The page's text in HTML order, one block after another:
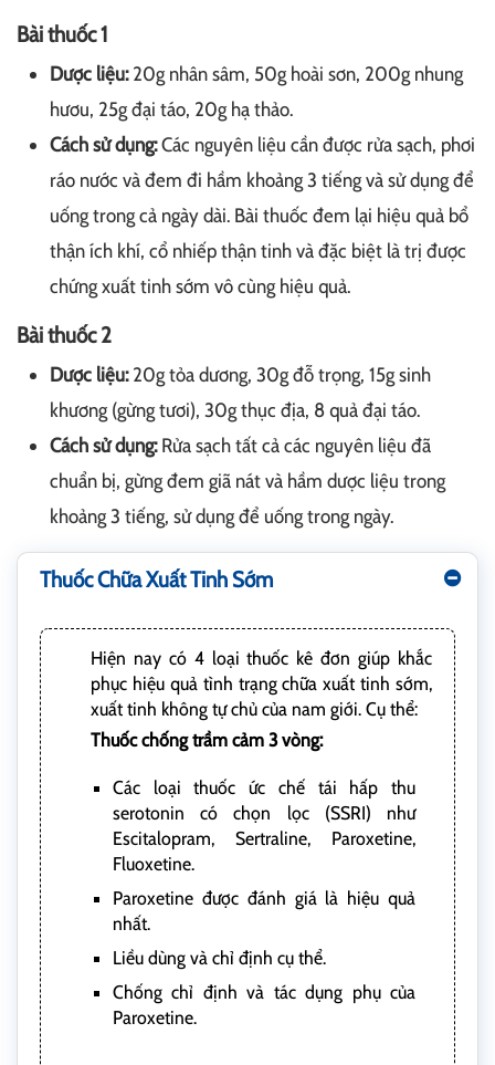
Bài thuốc 1
Dược liệu:20g nhân sâm, 50g hoài sơn, 200g nhung
hươu, 25g đại táo, 20g hạ thảo.
Cách sử dụng:Các nguyên liệu cần được rửa sạch, phơi
ráo nước và đem đi hầm khoảng 3 tiếng và sử dụng để
uống trong cả ngày dài. Bài thuốc đem lại hiệu quả bổ
thận ích khí, cổ nhiếp thận tinh và đặc biệt là trị được
chứng xuất tinh sớm vô cùng hiệu quả.
Bài thuốc 2
Dược liệu:20g tỏa dương, 30g đỗ trọng, 15g sinh
khương (gừng tươi), 30g thục địa, 8 quả đại táo.
Cách sử dụng:Rửa sạch tất cả các nguyên liệu đã
chuẩn bị, gừng đem giã nát và hầm dược liệu trong
khoảng 3 tiếng, sử dụng để uống trong ngày.
Thuốc Chữa Xuất Tinh Sớm
Hiện nay có 4 loại thuốc kê đơn giúp khắc
phục hiệu quả tình trạng chữa xuất tinh sớm,
xuất tinh không tự chủ của nam giới. Cụ thể:
Thuốc chống trầm cảm 3 vòng:
Các loại thuốc ức chế tái hấp thu
serotonin có chọn lọc (SSRI) như
Escitalopram, Sertraline, Paroxetine,
Fluoxetine.
Paroxetine được đánh giá là hiệu quả
nhất.
Liều dùng và chỉ định cụ thể.
Chống chỉ định và tác dụng phụ của
Paroxetine.